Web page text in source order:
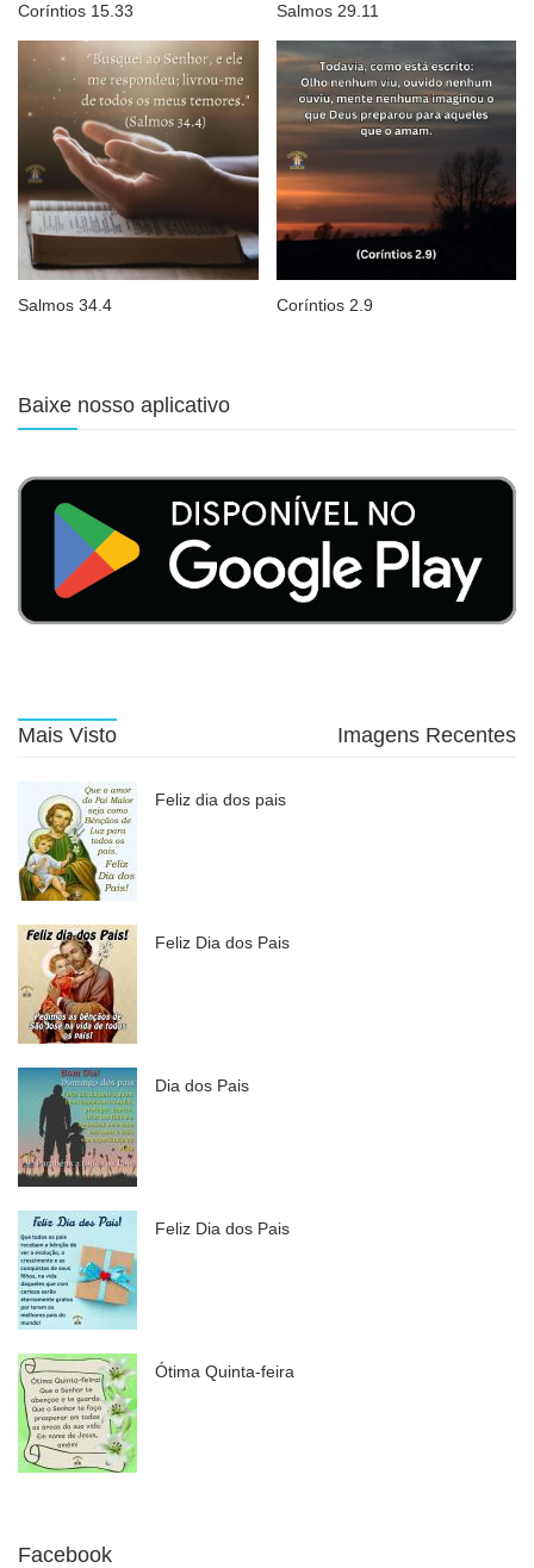
Coríntios 15.33 Salmos 29.11
Salmos 34.4 Coríntios 2.9
Baixe nosso aplicativo
Mais Visto Imagens Recentes
Feliz dia dos pais
Feliz Dia dos Pais
Dia dos Pais
Feliz Dia dos Pais
Ótima Quinta-feira
Facebook